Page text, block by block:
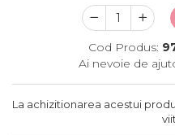
Cod Produs:
Ai nevoie de
La achizitionarea acestui